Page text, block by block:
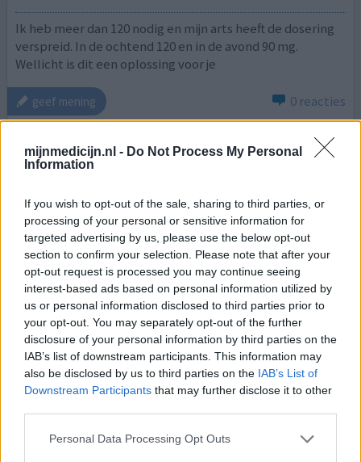
mijnmedicijn.nl - Do Not Process My Personal
Information
If you wish to opt-out of the sale, sharing to third parties, or
processing of your personal or sensitive information for
targeted advertising by us, please use the below opt-out
section to confirm your selection. Please note that after your
opt-out request is processed you may continue seeing
interest-based ads based on personal information utilized by
us or personal information disclosed to third parties prior to
your opt-out. You may separately opt-out of the further
disclosure of your personal information by third parties on the
IAB’s list of downstream participants. This information may
also be disclosed by us to third parties on the IAB’s List of
Downstream Participants that may further disclose it to other
Personal Data Processing Opt Outs
Ik heb meer dan 120 nodig en mijn arts heeft de dosering
verspreid. In de ochtend 120 en in de avond 90 mg.
Wellicht is dit een oplossing voor je
geef mening 0 reacties
Diltiazem
diltiazem (200mg)
Angina pectoris
Effectiviteit
Hoeveelheid bijwerkingen
Bijwerkingen
acute hoofdpijn
Ik slik het nu een maand ze zijn via een
hartkathetherisatie erachter gekomen dat de kleine
haarvaatjes vernauwd zijn, daar kunnen de klachten van
misselijk erge maagpijn heb ook een